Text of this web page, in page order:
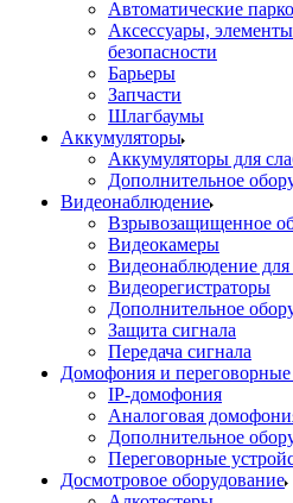
Автоматические
Аксессуары,
безопасности
Барьеры
Запчасти
Шлагбаумы
Аккумуляторы
Аккумуляторы для
Дополнительное
Видеонаблюдение
Взрывозащищенное
Видеокамеры
Видеонаблюдение для
Видеорегистраторы
Дополнительное
Защита сигнала
Передача сигнала
Домофония и переговорные
IP-домофония
Аналоговая
Дополнительное
Переговорные
Досмотровое оборудование